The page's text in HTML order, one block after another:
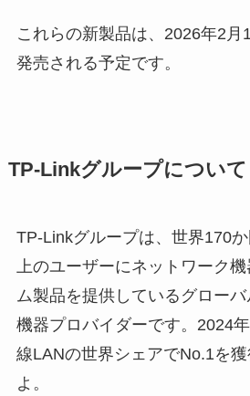
これらの新製品は、2026年2月
発売される予定です。
TP-Linkグループについて
TP-Linkグループは、世界170
上のユーザーにネットワーク
ム製品を提供しているグロー
機器プロバイダーです。2024
線LANの世界シェアでNo.1を
よ。